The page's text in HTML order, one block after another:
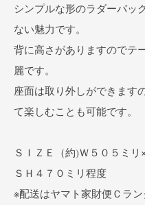
シンプルな形のラダーバッ
ない魅力です。
背に高さがありますのでテ
麗です。
座面は取り外しができます
て楽しむことも可能です。
ＳＩＺＥ（約)Ｗ５０５ミ
ＳＨ４７０ミリ程度
※配送はヤマト家財便Ｃラン